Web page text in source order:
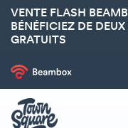
VENTE FLASH
BÉNÉFICIEZ DE
GRATUITS